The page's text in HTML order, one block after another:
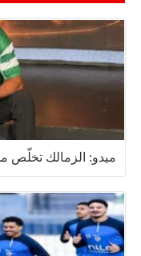
ميدو: الزمالك تخلّص